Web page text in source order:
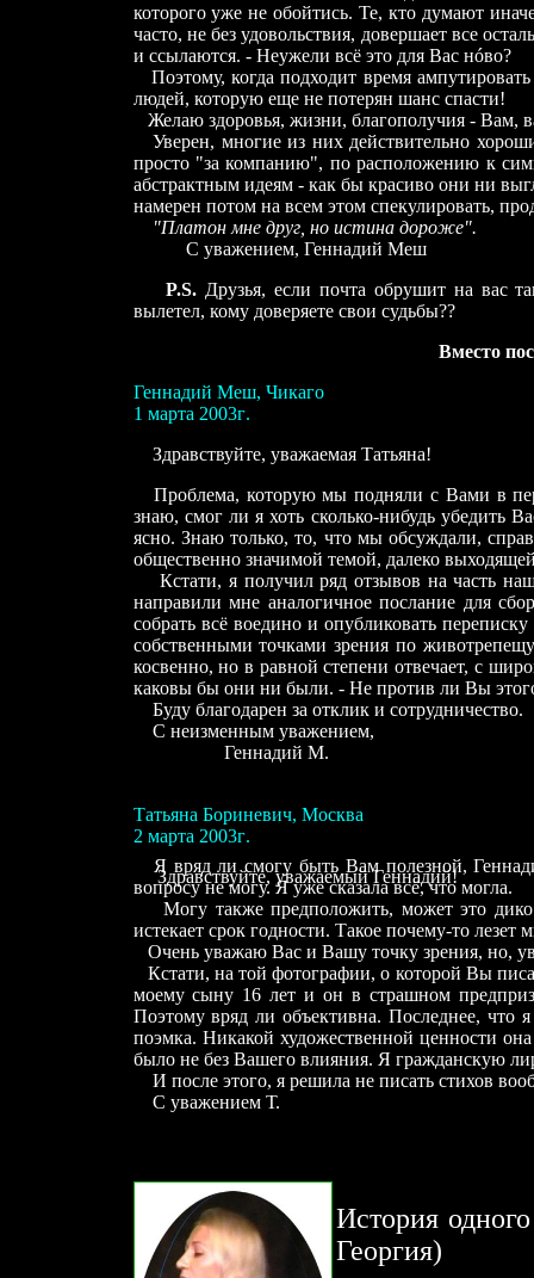
которого уже не обойтись. Те, кто думают
часто, не без удовольствия, довершает все
и ссылаются. - Неужели всё это для Вас нóво?
Поэтому, когда подходит время
людей, которую еще не потерян шанс спасти!
Желаю здоровья, жизни, благополучия - Вам,
Уверен, многие из них действительно
просто "за компанию", по расположению к
абстрактным идеям - как бы красиво они ни
намерен потом на всем этом спекулировать,
"Платон мне друг, но истина дороже".
С уважением, Геннадий Меш
P.S. Друзья, если почта обрушит на вас
вылетел, кому доверяете свои судьбы??
Вместо
Геннадий Меш, Чикаго
1 марта 2003г.
Здравствуйте, уважаемая Татьяна!
Проблема, которую мы подняли с Вами в
знаю, смог ли я хоть сколько-нибудь убедить
ясно. Знаю только, то, что мы обсуждали,
общественно значимой темой, далеко
Кстати, я получил ряд отзывов на часть
направили мне аналогичное послание для
собрать всё воедино и опубликовать переписку
собственными точками зрения по
косвенно, но в равной степени отвечает, с
каковы бы они ни были. - Не против ли Вы
Буду благодарен за отклик и сотрудничество.
С неизменным уважением,
Геннадий М.
Татьяна Бориневич, Москва
2 марта 2003г.
Здравствуйте, уважаемый Геннадий!
Я вряд ли смогу быть Вам полезной,
вопросу не могу. Я уже сказала всё, что могла.
Могу также предположить, может это
истекает срок годности. Такое почему-то лезет
Очень уважаю Вас и Вашу точку зрения, но,
Кстати, на той фотографии, о которой Вы
моему сыну 16 лет и он в страшном
Поэтому вряд ли объективна. Последнее, что я
поэмка. Никакой художественной ценности
было не без Вашего влияния. Я гражданскую
И после этого, я решила не писать стихов
С уважением Т.
История
Георгия)